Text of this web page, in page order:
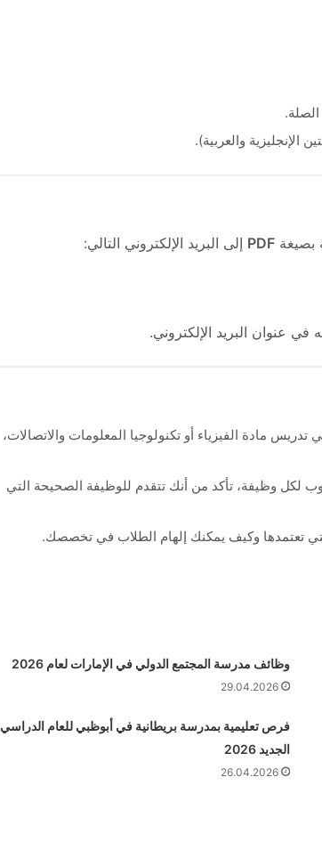
الإنجليزية والعربية).
بصيغة PDF إلى البريد الإلكتروني التالي:
عنوان البريد الإلكتروني.
مادة الفيزياء أو تكنولوجيا المعلومات والاتصالات،
لكل وظيفة، تأكد من أنك تتقدم للوظيفة الصحيحة التي
تعتمدها وكيف يمكنك إلهام الطلاب في تخصصك.
وظائف مدرسة المجتمع الدولي في الإمارات لعام 2026
29.04.2026
فرص تعليمية بمدرسة بريطانية في أبوظبي للعام الدراسي
الجديد 2026
26.04.2026